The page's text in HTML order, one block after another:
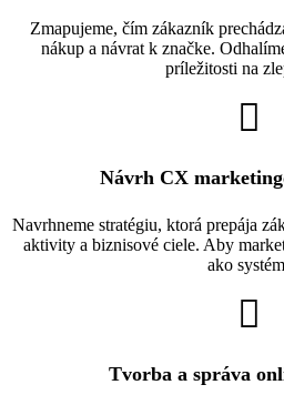
Zmapujeme, čím zákazník
nákup a návrat k značke.
príležitosti na
Návrh CX
Navrhneme stratégiu, ktorá prepája
aktivity a biznisové ciele. Aby
ako
Tvorba a správa